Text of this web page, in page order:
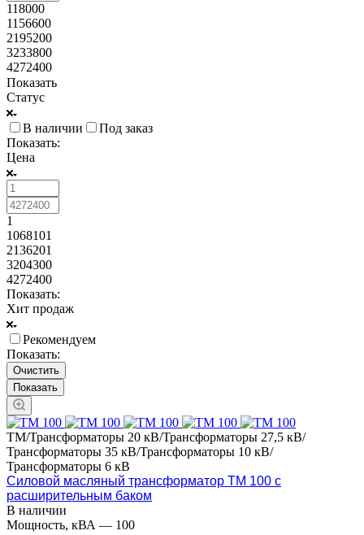
118000
1156600
2195200
3233800
4272400
Показать
Статус
В наличии
Под заказ
Показать:
Цена
1
1068101
2136201
3204300
4272400
Показать:
Хит продаж
Рекомендуем
Показать:
Очистить
ТМ/Трансформаторы 20 кВ/Трансформаторы 27,5 кВ/
Трансформаторы 35 кВ/Трансформаторы 10 кВ/
Трансформаторы 6 кВ
Силовой масляный трансформатор ТМ 100 с
расширительным баком
В наличии
Мощность, кВА — 100